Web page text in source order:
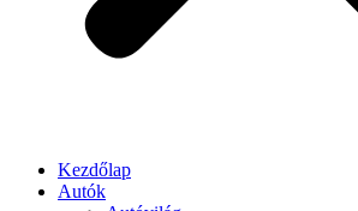
Kezdőlap
Autók